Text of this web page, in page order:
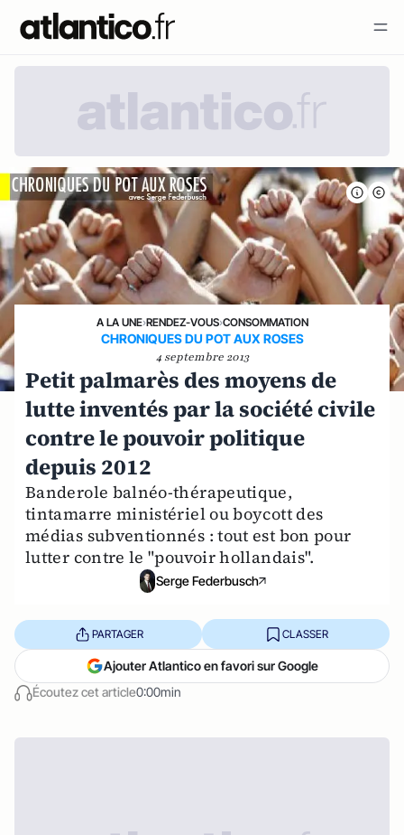
A LA UNE›RENDEZ-VOUS›CONSOMMATION
CHRONIQUES DU POT AUX ROSES
4 septembre 2013
Petit palmarès des moyens de
lutte inventés par la société civile
contre le pouvoir politique
depuis 2012
Banderole balnéo-thérapeutique,
tintamarre ministériel ou boycott des
médias subventionnés : tout est bon pour
lutter contre le "pouvoir hollandais".
Serge Federbusch
Écoutez cet article0:00min
PARTAGER CLASSER
Ajouter Atlantico en favori sur Google